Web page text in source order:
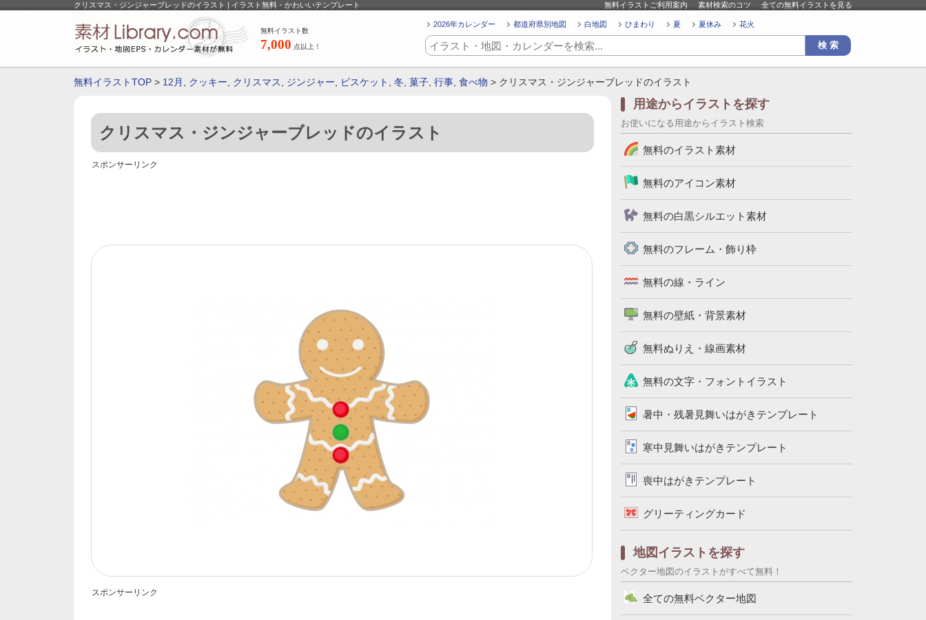
クリスマス・ジンジャーブレッドのイラスト | イラスト無料・かわいいテンプレート 無料イラストご利用案内 素材検索のコツ 全ての無料イラストを見る
無料イラスト数
7,000 点以上！
2026年カレンダー 都道府県別地図 白地図 ひまわり 夏 夏休み 花火
無料イラストTOP > 12月 クッキー クリスマス ジンジャー ビスケット 冬 菓子 行事 食べ物 > クリスマス・ジンジャーブレッドのイラスト
クリスマス・ジンジャーブレッドのイラスト
スポンサーリンク
スポンサーリンク
用途からイラストを探す
お使いになる用途からイラスト検索
無料のイラスト素材
無料のアイコン素材
無料の白黒シルエット素材
無料のフレーム・飾り枠
無料の線・ライン
無料の壁紙・背景素材
無料ぬりえ・線画素材
無料の文字・フォントイラスト
暑中・残暑見舞いはがきテンプレート
寒中見舞いはがきテンプレート
喪中はがきテンプレート
グリーティングカード
地図イラストを探す
ベクター地図のイラストがすべて無料！
全ての無料ベクター地図